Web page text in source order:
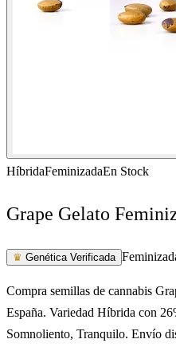
HíbridaFeminizadaEn Stock
Grape Gelato
♛ Genética Verificada
Compra semillas de cannabis
España. Variedad Híbrida con
Somnoliento, Tranquilo. Envío